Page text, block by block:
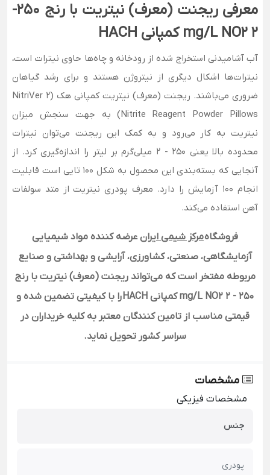
معرفی ریجنت (معرف) نیتریت با رنج 250-
2 mg/L NO2 کمپانی HACH
آب آشامیدنی استخراج شده از رودخانه و چاه‌ها حاوی نیترات است،
نیترات‌ها اشکال دیگری از نیتروژن هستند و برای رشد گیاهان
ضروری می‌باشند. ریجنت (معرف) نیتریت کمپانی هک (NitriVer 2
Nitrite Reagent Powder Pillows) به جهت سنجش میزان
نیتریت به کار می‌رود و به کمک این ریجنت می‌توان نیترات
محدوده بالا یعنی 250 - 2 میلی‌گرم بر لیتر را اندازه‌گیری کرد. از
آنجایی که بسته‌بندی این محصول به شکل 100 تایی است قابلیت
انجام 100 آزمایش را دارد. معرف پودری نیتریت از متد سولفات
آهن استفاده می‌کند.
فروشگاهمرکز شیمی ایران عرضه کننده مواد شیمیایی
آزمایشگاهی، صنعتی، کشاورزی، آرایشی و بهداشتی و صنایع
مربوطه مفتخر است که می‌تواند ریجنت (معرف) نیتریت با رنج
250 - 2 mg/L NO2 کمپانی HACH
را با کیفیتی تضمین شده و
قیمتی مناسب از تامین کنندگان معتبر به کلیه خریداران در
سراسر کشور تحویل نماید.
مشخصات
مشخصات فیزیکی
جنس
پودری